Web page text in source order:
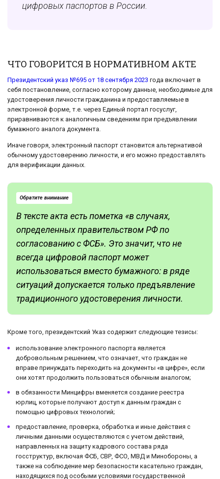
цифровых паспортов в России.
ЧТО ГОВОРИТСЯ В НОРМАТИВНОМ АКТЕ
Президентский указ №695 от 18 сентября 2023 года включает в
себя постановление, согласно которому данные, необходимые для
удостоверения личности гражданина и предоставляемые в
электронной форме, т.е. через Единый портал госуслуг,
приравниваются к аналогичным сведениям при предъявлении
бумажного аналога документа.
Иначе говоря, электронный паспорт становится альтернативой
обычному удостоверению личности, и его можно предоставлять
для верификации данных.
Обратите внимание
В тексте акта есть пометка «в случаях,
определенных правительством РФ по
согласованию с ФСБ». Это значит, что не
всегда цифровой паспорт может
использоваться вместо бумажного: в ряде
ситуаций допускается только предъявление
традиционного удостоверения личности.
Кроме того, президентский Указ содержит следующие тезисы:
использование электронного паспорта является
добровольным решением, что означает, что граждан не
вправе принуждать переходить на документы «в цифре», если
они хотят продолжить пользоваться обычным аналогом;
в обязанности Минцифры вменяется создание реестра
юрлиц, которые получают доступ к данным граждан с
помощью цифровых технологий;
предоставление, проверка, обработка и иные действия с
личными данными осуществляются с учетом действий,
направленных на защиту кадрового состава ряда
госструктур, включая ФСБ, СВР, ФСО, МВД и Минобороны, а
также на соблюдение мер безопасности касательно граждан,
находящихся под особыми условиями государственной